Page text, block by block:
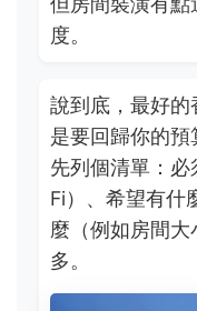
度。
說到底，最好的
是要回歸你的
先列個清單：
Fi）、希望有什
麼（例如房間
多。